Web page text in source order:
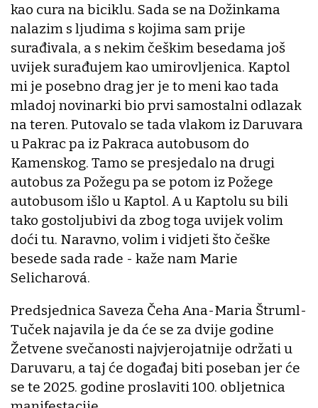
kao cura na biciklu. Sada se na Dožinkama
nalazim s ljudima s kojima sam prije
surađivala, a s nekim češkim besedama još
uvijek surađujem kao umirovljenica. Kaptol
mi je posebno drag jer je to meni kao tada
mladoj novinarki bio prvi samostalni odlazak
na teren. Putovalo se tada vlakom iz Daruvara
u Pakrac pa iz Pakraca autobusom do
Kamenskog. Tamo se presjedalo na drugi
autobus za Požegu pa se potom iz Požege
autobusom išlo u Kaptol. A u Kaptolu su bili
tako gostoljubivi da zbog toga uvijek volim
doći tu. Naravno, volim i vidjeti što češke
besede sada rade - kaže nam Marie
Selicharová.
Predsjednica Saveza Čeha Ana-Maria Štruml-
Tuček najavila je da će se za dvije godine
Žetvene svečanosti najvjerojatnije održati u
Daruvaru, a taj će događaj biti poseban jer će
se te 2025. godine proslaviti 100. obljetnica